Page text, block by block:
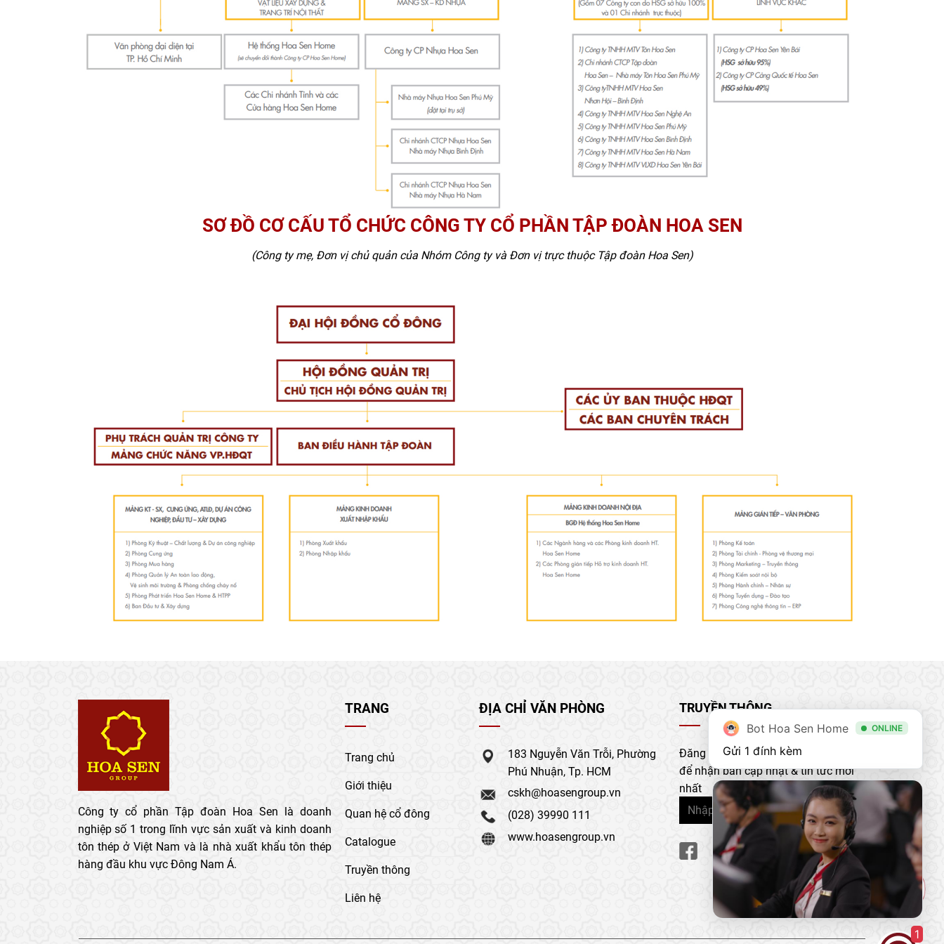
là quy trình sản xuất kinh doanh khép kín giúp Tập đoàn Hoa Sen có thể chủ động điều tiết và kiểm soát chặt chẽ chi phí từng khâu trong quá trình sản xuất;
Thứ hailà phát triển hệ thống chi nhánh, cửa hàng phân phối - bán lẻ đến tận tay người tiêu dùng và quản trị được hệ thống đó;
Thứ balà xây dựng thương hiệu mạnh, thân thiện, hướng đến cộng đồng thông qua các hoạt động tài trợ từ thiện;
là xây dựng văn hóa doanh nghiệp đặc thù dựa trên triết lý kinh danh “Trung thực – Cộng đồng – Phát triển”, tạo được đội ngũ cộng sự đáng tin cậy, xây dựng được hệ
thống quản trị chuyên nghiệp, chuẩn mực, linh hoạt và hiệu quả, thích nghi với mọi thay đổi và thách thức của thị trường;
là tiên phong đầu tư công nghệ mới. Với việc năng động, sáng tạo trong hoạt động sản xuất và kinh doanh, chủ động hội nhập kinh tế quốc tế, Tập đoàn Hoa Sen đang
trên bệ phóng vững chắc trở thành Tập đoàn Kinh tế đa ngành hàng đầu Việt Nam và khu vực, khẳng định vị thế của một doanh nghiệp tăng trưởng toàn cầu thuộc Diễn đàn Kinh
SƠ ĐỒ CƠ CẤU TỔ CHỨC CÔNG TY CỔ PHẦN TẬP ĐOÀN HOA SEN
(Công ty mẹ, Đơn vị chủ quản của Nhóm Công ty và Đơn vị trực thuộc Tập đoàn Hoa Sen)
Công ty cổ phần Tập đoàn Hoa Sen là doanh
nghiệp số 1 trong lĩnh vực sản xuất và kinh doanh
tôn thép ở Việt Nam và là nhà xuất khẩu tôn thép
hàng đầu khu vực Đông Nam Á.
TRANG
Trang chủ
Giới thiệu
Quan hệ cổ đông
Catalogue
Truyền thông
Liên hệ
ĐỊA CHỈ VĂN PHÒNG
183 Nguyễn Văn Trỗi, Phường
Phú Nhuận, Tp. HCM
cskh@hoasengroup.vn
(028) 39990 111
www.hoasengroup.vn
TRUYỀN THÔNG
Đăng ký nhận bản tin của chúng tôi
để nhận bản cập nhật & tin tức mới
nhất
Bot Hoa Sen Home ONLINE
Gửi 1 đính kèm
1